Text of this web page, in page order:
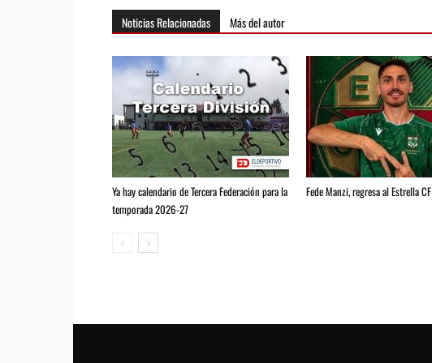
Noticias Relacionadas Más del autor
Ya hay calendario de Tercera Federación para la
temporada 2026-27
Fede Manzi, regresa al Estrella CF